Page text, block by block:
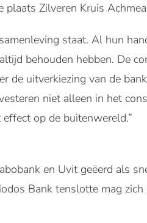
Zilveren Kruis
staat. Al hun
behouden hebben. De
de uitverkiezing van de
niet alleen in het
op de buitenwereld.”
en Uvit geëerd als
Bank tenslotte mag